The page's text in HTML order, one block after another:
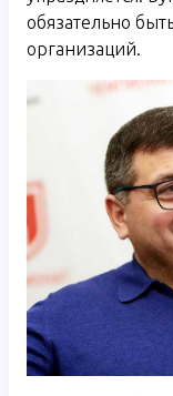
обязательно
организаций.